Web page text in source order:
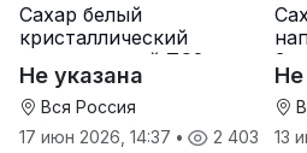
Сахар белый
кристаллический
свекловичный ТС2 от
производителя
Не указана
Вся Россия
17 июн 2026, 14:37 • 2 403
Не
13